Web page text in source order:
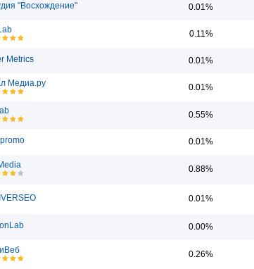
"Восхождение" 0.01%
0.11%
Metrics 0.01%
Медиа.ру 0.01%
0.55%
0.01%
0.88%
0.01%
0.00%
0.26%